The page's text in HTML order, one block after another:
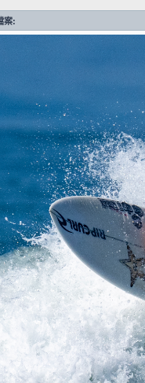
案: